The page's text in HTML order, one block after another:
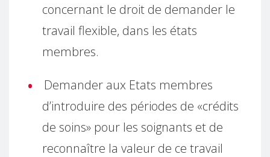
concernant le droit de demander le
travail flexible, dans les états
membres.
Demander aux Etats membres
d’introduire des périodes de «crédits
de soins» pour les soignants et de
reconnaître la valeur de ce travail